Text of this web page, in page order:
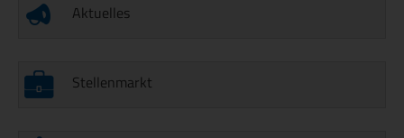
Aktuelles
Stellenmarkt